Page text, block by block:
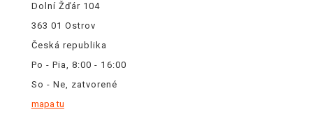
Dolní Žďár 104
363 01 Ostrov
Česká republika
Po - Pia, 8:00 - 16:00
So - Ne, zatvorené
mapa tu